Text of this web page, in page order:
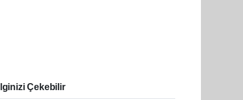
İlginizi Çekebilir